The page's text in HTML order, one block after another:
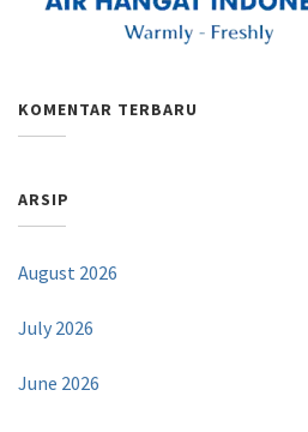
KOMENTAR TERBARU
ARSIP
August 2026
July 2026
June 2026